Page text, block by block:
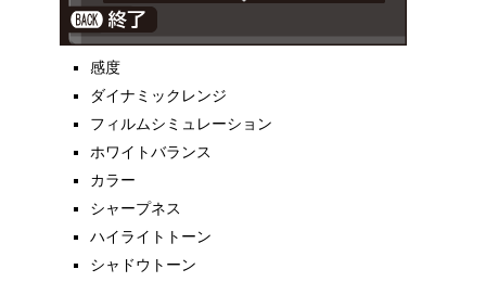
感度
ダイナミックレンジ
フィルムシミュレーション
ホワイトバランス
カラー
シャープネス
ハイライトトーン
シャドウトーン